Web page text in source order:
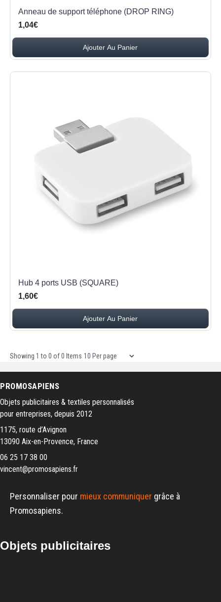
Anneau de support téléphone (DROP RING)
1,04€
Ajouter Au Panier
Hub 4 ports USB (SQUARE)
1,60€
Ajouter Au Panier
Showing 1 to 0 of0 Items Items per page
PROMOSAPIENS
Objets publicitaires & textiles personnalisés
pour entreprises, depuis 2012
1175, route d’Avignon
13090 Aix-en-Provence, France
06 25 17 38 00
vincent@promosapiens.fr
Personnaliser pour mieux communiquer grâce à
Promosapiens.
Objets publicitaires